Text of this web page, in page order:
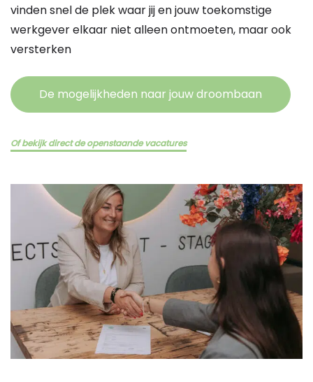
vinden snel de plek waar jij en jouw toekomstige
werkgever elkaar niet alleen ontmoeten, maar ook
versterken
De mogelijkheden naar jouw droombaan
Of bekijk direct de openstaande vacatures